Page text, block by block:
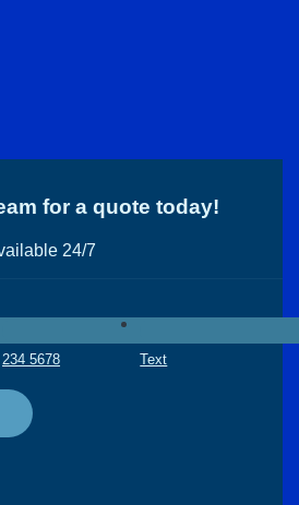
for a quote today!
24/7
234 5678 Text